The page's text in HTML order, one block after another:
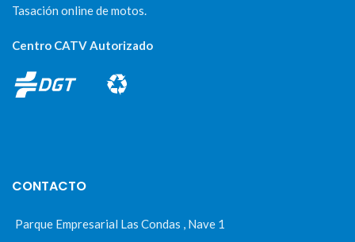
Tasación online de motos.
Centro CATV Autorizado
CONTACTO
Parque Empresarial Las Condas , Nave 1